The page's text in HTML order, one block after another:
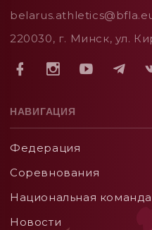
220030, г. Минск, ул.
НАВИГАЦИЯ
Федерация
Соревнования
Национальная команда
Новости